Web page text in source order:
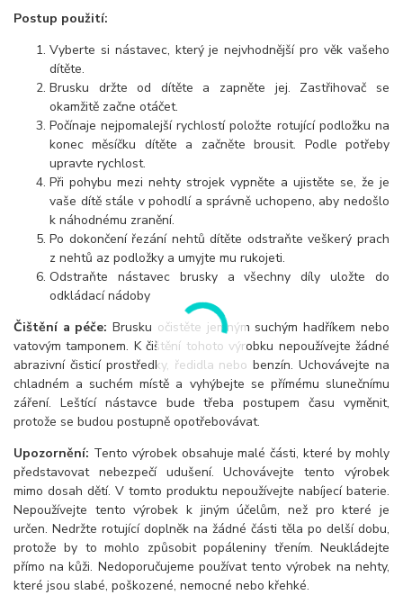
Postup použití:
Vyberte si nástavec, který je nejvhodnější pro věk vašeho
dítěte.
Brusku držte od dítěte a zapněte jej. Zastřihovač se
okamžitě začne otáčet.
Počínaje nejpomalejší rychlostí položte rotující podložku na
konec měsíčku dítěte a začněte brousit. Podle potřeby
upravte rychlost.
Při pohybu mezi nehty strojek vypněte a ujistěte se, že je
vaše dítě stále v pohodlí a správně uchopeno, aby nedošlo
k náhodnému zranění.
Po dokončení řezání nehtů dítěte odstraňte veškerý prach
z nehtů az podložky a umyjte mu rukojeti.
Odstraňte nástavec brusky a všechny díly uložte do
odkládací nádoby
Čištění a péče: Brusku očistěte jemným suchým hadříkem nebo
vatovým tamponem. K čištění tohoto výrobku nepoužívejte žádné
abrazivní čisticí prostředky, ředidla nebo benzín. Uchovávejte na
chladném a suchém místě a vyhýbejte se přímému slunečnímu
záření. Leštící nástavce bude třeba postupem času vyměnit,
protože se budou postupně opotřebovávat.
Upozornění: Tento výrobek obsahuje malé části, které by mohly
představovat nebezpečí udušení. Uchovávejte tento výrobek
mimo dosah dětí. V tomto produktu nepoužívejte nabíjecí baterie.
Nepoužívejte tento výrobek k jiným účelům, než pro které je
určen. Nedržte rotující doplněk na žádné části těla po delší dobu,
protože by to mohlo způsobit popáleniny třením. Neukládejte
přímo na kůži. Nedoporučujeme používat tento výrobek na nehty,
které jsou slabé, poškozené, nemocné nebo křehké.